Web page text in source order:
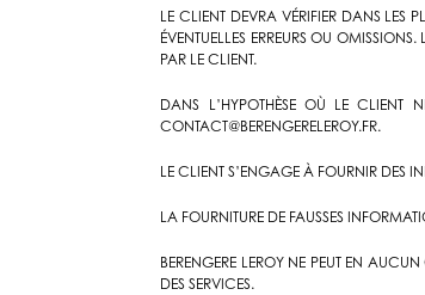
LE CLIENT DEVRA VÉRIFIER DANS LES
ÉVENTUELLES ERREURS OU
PAR LE CLIENT.
DANS L’HYPOTHÈSE OÙ LE CLIENT
CONTACT@BERENGERELEROY.FR.
LE CLIENT S’ENGAGE À FOURNIR DES
LA FOURNITURE DE FAUSSES
BERENGERE LEROY NE PEUT EN
DES SERVICES.